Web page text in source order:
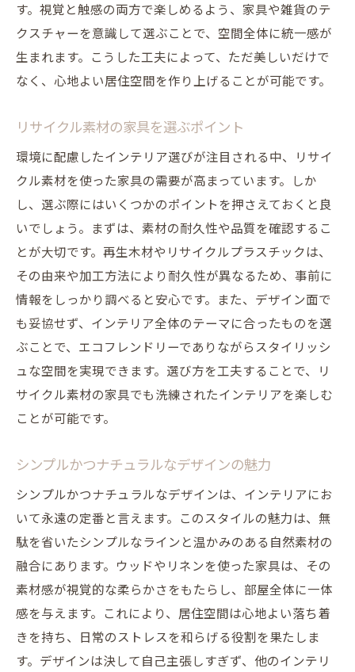
す。視覚と触感の両方で楽しめるよう、家具や雑貨のテ
クスチャーを意識して選ぶことで、空間全体に統一感が
生まれます。こうした工夫によって、ただ美しいだけで
なく、心地よい居住空間を作り上げることが可能です。
リサイクル素材の家具を選ぶポイント
環境に配慮したインテリア選びが注目される中、リサイ
クル素材を使った家具の需要が高まっています。しか
し、選ぶ際にはいくつかのポイントを押さえておくと良
いでしょう。まずは、素材の耐久性や品質を確認するこ
とが大切です。再生木材やリサイクルプラスチックは、
その由来や加工方法により耐久性が異なるため、事前に
情報をしっかり調べると安心です。また、デザイン面で
も妥協せず、インテリア全体のテーマに合ったものを選
ぶことで、エコフレンドリーでありながらスタイリッシ
ュな空間を実現できます。選び方を工夫することで、リ
サイクル素材の家具でも洗練されたインテリアを楽しむ
ことが可能です。
シンプルかつナチュラルなデザインの魅力
シンプルかつナチュラルなデザインは、インテリアにお
いて永遠の定番と言えます。このスタイルの魅力は、無
駄を省いたシンプルなラインと温かみのある自然素材の
融合にあります。ウッドやリネンを使った家具は、その
素材感が視覚的な柔らかさをもたらし、部屋全体に一体
感を与えます。これにより、居住空間は心地よい落ち着
きを持ち、日常のストレスを和らげる役割を果たしま
す。デザインは決して自己主張しすぎず、他のインテリ